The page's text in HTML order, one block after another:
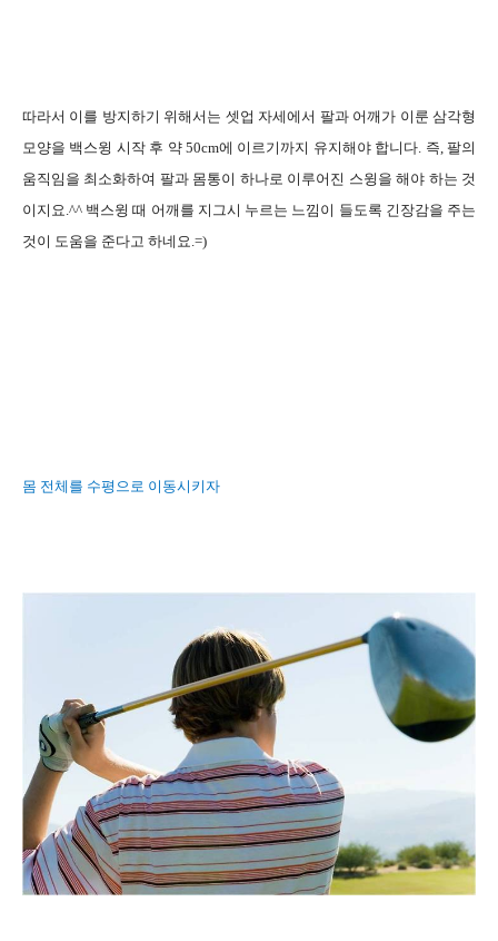
따라서 이를 방지하기 위해서는 셋업 자세에서 팔과 어깨가 이룬 삼각형
모양을 백스윙 시작 후 약50cm에 이르기까지 유지해야 합니다 즉 팔의
움직임을 최소화하여 팔과 몸통이 하나로 이루어진 스윙을 해야 하는 것
이지요 .^^ 백스윙 때 어깨를 지그시 누르는 느낌이 들도록 긴장감을 주는
것이 도움을 준다고 하네요 .=)
몸 전체를 수평으로 이동시키자